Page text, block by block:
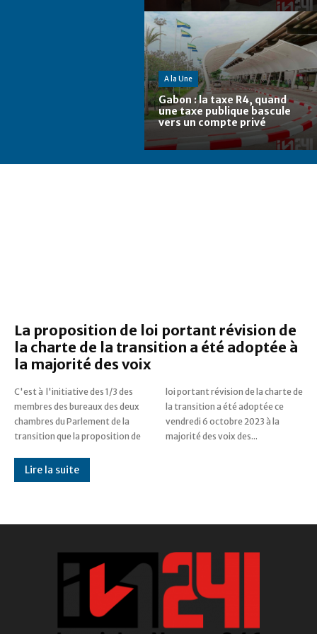
A la Une
Gabon : la taxe R4, quand
une taxe publique bascule
vers un compte privé
La proposition de loi portant révision de
la charte de la transition a été adoptée à
la majorité des voix
C'est à l'initiative des 1/3 des
membres des bureaux des deux
chambres du Parlement de la
transition que la proposition de
loi portant révision de la charte de
la transition a été adoptée ce
vendredi 6 octobre 2023 à la
majorité des voix des...
Lire la suite